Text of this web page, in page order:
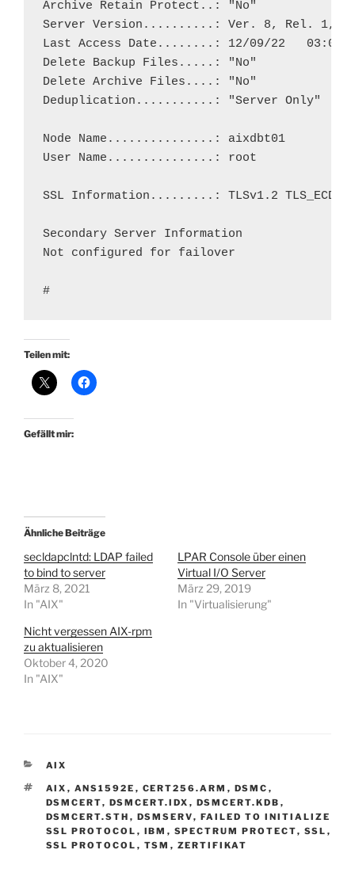
Archive Retain Protect..: "No"
Server Version..........: Ver. 8, Rel. 1,
Last Access Date........: 12/09/22
Delete Backup Files.....: "No"
Delete Archive Files....: "No"
Deduplication...........: "Server Only"
Node Name...............: aixdbt01
User Name...............: root
SSL Information.........: TLSv1.2
Secondary Server Information
Not configured for failover
#
Teilen mit:
Gefällt mir:
Ähnliche Beiträge
secldapclntd: LDAP failed
to bind to server
März 8, 2021
In "AIX"
LPAR Console über einen
Virtual I/O Server
März 29, 2019
In "Virtualisierung"
Nicht vergessen AIX-rpm
zu aktualisieren
Oktober 4, 2020
In "AIX"
KATEGORIEN
AIX
SCHLAGWÖRTER
AIX , ANS1592E , CERT256.ARM , DSMC ,
DSMCERT, DSMCERT.IDX , DSMCERT.KDB ,
DSMCERT.STH , DSMSERV, FAILED TO INITIALIZE
SSL PROTOCOL , IBM , SPECTRUM PROTECT, SSL ,
SSL PROTOCOL , TSM , ZERTIFIKAT